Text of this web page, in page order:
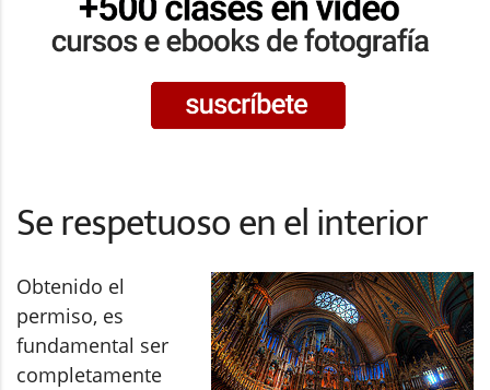
Se respetuoso en el interior
Obtenido el
permiso, es
fundamental ser
completamente